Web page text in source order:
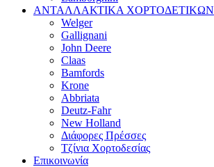
ΑΝΤΑΛΛΑΚΤΙΚΑ ΧΟΡΤΟΔΕΤΙΚΩΝ
Welger
Gallignani
John Deere
Claas
Bamfords
Krone
Abbriata
Deutz-Fahr
New Holland
Διάφορες Πρέσσες
Τζίνια Χορτοδεσίας
Επικοινωνία